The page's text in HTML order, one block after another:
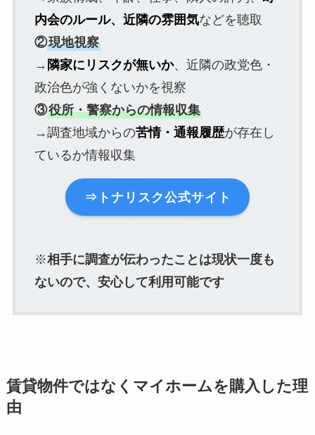
内会のルール、近隣の雰囲気などを聴取
②現地視察
→ 隣家にリスクが無いか、近隣の政党色・
政治色が強くないかを視察
③役所・警察からの情報収集
→調査地域からの苦情・通報履歴が存在し
ているか情報収集
⇒トナリスク公式サイト
※相手に調査が伝わったことは現状一度も
ないので、安心して利用可能です
賃貸物件ではなく マイホームを購入した理
由